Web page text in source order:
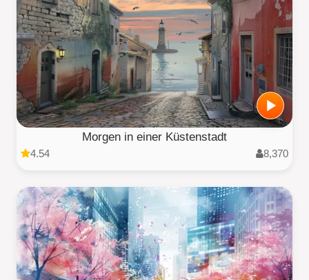
Morgen in einer Küstenstadt
4.54 8,370